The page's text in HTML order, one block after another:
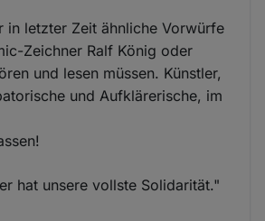
in letzter Zeit ähnliche Vorwürfe
Zeichner Ralf König oder
und lesen müssen. Künstler,
und Aufklärerische, im
hat unsere vollste Solidarität."